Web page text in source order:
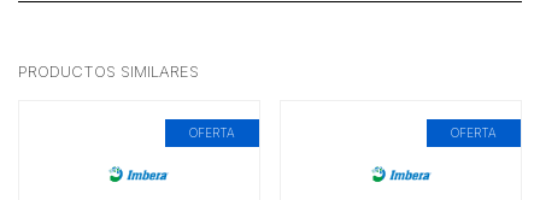
PRODUCTOS SIMILARES
OFERTA OFERTA